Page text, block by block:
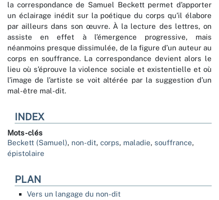
la correspondance de Samuel Beckett permet d’apporter
un éclairage inédit sur la poétique du corps qu’il élabore
par ailleurs dans son œuvre. À la lecture des lettres, on
assiste en effet à l’émergence progressive, mais
néanmoins presque dissimulée, de la figure d’un auteur au
corps en souffrance. La correspondance devient alors le
lieu où s’éprouve la violence sociale et existentielle et où
l’image de l’artiste se voit altérée par la suggestion d’un
mal-être mal-dit.
INDEX
Mots-clés
Beckett (Samuel), non-dit, corps, maladie, souffrance,
épistolaire
PLAN
Vers un langage du non-dit